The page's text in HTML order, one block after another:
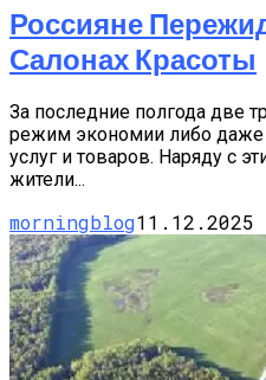
Россияне
Салонах Красоты
За последние полгода две
режим экономии либо даже
услуг и товаров. Наряду с
жители...
morningblog11.12.2025